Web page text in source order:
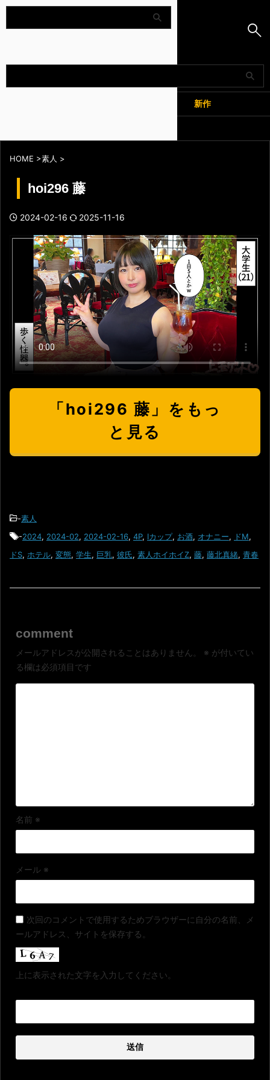
Amapedia
新作
HOME >素人 >
hoi296 藤
2024-02-16 2025-11-16
「hoi296 藤」をもっ
と見る
-素人
-2024, 2024-02, 2024-02-16, 4P, Iカップ, お酒, オナニー, ドM,
ドS, ホテル, 変態, 学生, 巨乳, 彼氏, 素人ホイホイZ, 藤, 藤北真緒, 青春
comment
メールアドレスが公開されることはありません。 ※ が付いてい
る欄は必須項目です
名前 ※
メール ※
次回のコメントで使用するためブラウザーに自分の名前、メ
ールアドレス、サイトを保存する。
上に表示された文字を入力してください。